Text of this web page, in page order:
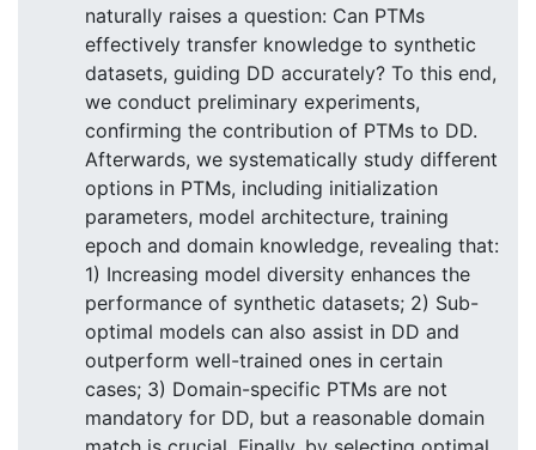
naturally raises a question: Can PTMs
effectively transfer knowledge to synthetic
datasets, guiding DD accurately? To this end,
we conduct preliminary experiments,
confirming the contribution of PTMs to DD.
Afterwards, we systematically study different
options in PTMs, including initialization
parameters, model architecture, training
epoch and domain knowledge, revealing that:
1) Increasing model diversity enhances the
performance of synthetic datasets; 2) Sub-
optimal models can also assist in DD and
outperform well-trained ones in certain
cases; 3) Domain-specific PTMs are not
mandatory for DD, but a reasonable domain